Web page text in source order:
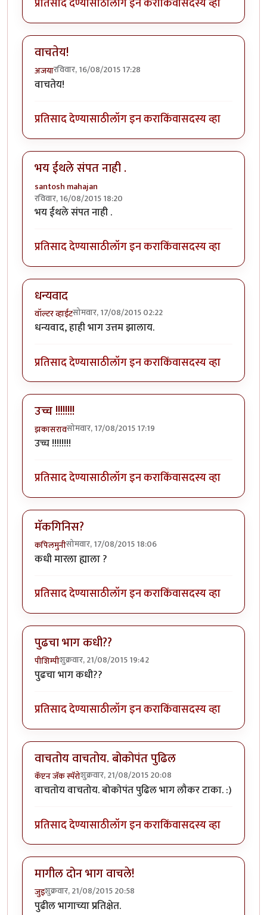
वाचतेय!
अजयारविवार, 16/08/2015 17:28
वाचतेय!
प्रतिसाद देण्यासाठीलॉग इन कराकिंवासदस्य व्हा
भय ईथले संपत नाही .
santosh mahajan
रविवार, 16/08/2015 18:20
भय ईथले संपत नाही .
प्रतिसाद देण्यासाठीलॉग इन कराकिंवासदस्य व्हा
धन्यवाद
वॉल्टर व्हाईटसोमवार, 17/08/2015 02:22
धन्यवाद, हाही भाग उत्तम झालाय.
प्रतिसाद देण्यासाठीलॉग इन कराकिंवासदस्य व्हा
उच्च !!!!!!!!
झकासरावसोमवार, 17/08/2015 17:19
उच्च !!!!!!!!
प्रतिसाद देण्यासाठीलॉग इन कराकिंवासदस्य व्हा
मॅकगिनिस?
कपिलमुनीसोमवार, 17/08/2015 18:06
कधी मारला ह्याला ?
प्रतिसाद देण्यासाठीलॉग इन कराकिंवासदस्य व्हा
पुढचा भाग कधी??
पीशिम्पीशुक्रवार, 21/08/2015 19:42
पुढचा भाग कधी??
प्रतिसाद देण्यासाठीलॉग इन कराकिंवासदस्य व्हा
वाचतोय वाचतोय. बोकोपंत पुढिल
कॅप्टन जॅक स्पॅरोशुक्रवार, 21/08/2015 20:08
वाचतोय वाचतोय. बोकोपंत पुढिल भाग लौकर टाका. :)
प्रतिसाद देण्यासाठीलॉग इन कराकिंवासदस्य व्हा
मागील दोन भाग वाचले!
जुइशुक्रवार, 21/08/2015 20:58
पुढील भागाच्या प्रतिक्षेत.